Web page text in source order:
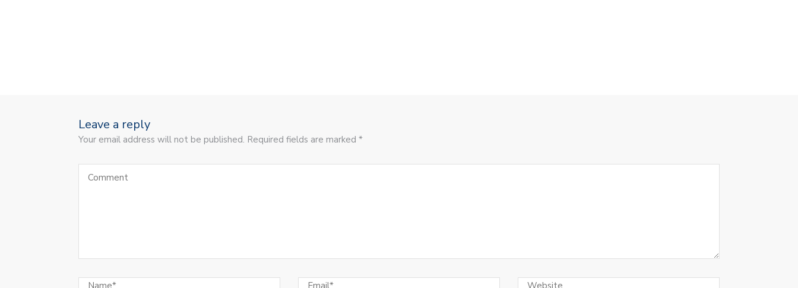
Leave a reply
Your email address will not be published. Required fields are marked *